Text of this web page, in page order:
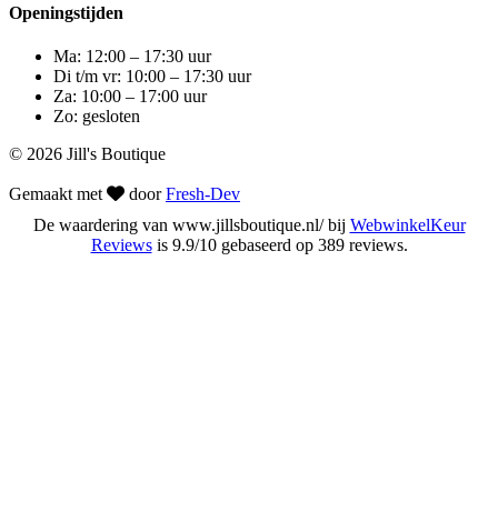
Openingstijden
Ma: 12:00 – 17:30 uur
Di t/m vr: 10:00 – 17:30 uur
Za: 10:00 – 17:00 uur
Zo: gesloten
© 2026 Jill's Boutique
Gemaakt met doorFresh-Dev
De waardering van www.jillsboutique.nl/ bij WebwinkelKeur
Reviewsis 9.9/10 gebaseerd op 389 reviews.